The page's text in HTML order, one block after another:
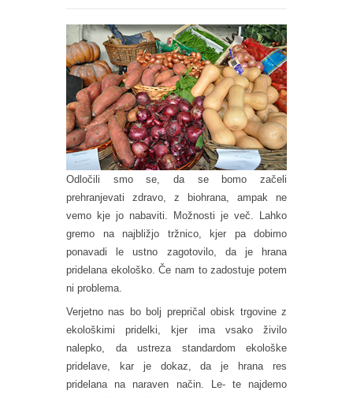
Odločili smo se, da se bomo začeli
prehranjevati zdravo, z biohrana, ampak ne
vemo kje jo nabaviti. Možnosti je več. Lahko
gremo na najbližjo tržnico, kjer pa dobimo
ponavadi le ustno zagotovilo, da je hrana
pridelana ekološko. Če nam to zadostuje potem
ni problema.
Verjetno nas bo bolj prepričal obisk trgovine z
ekološkimi pridelki, kjer ima vsako živilo
nalepko, da ustreza standardom ekološke
pridelave, kar je dokaz, da je hrana res
pridelana na naraven način. Le- te najdemo